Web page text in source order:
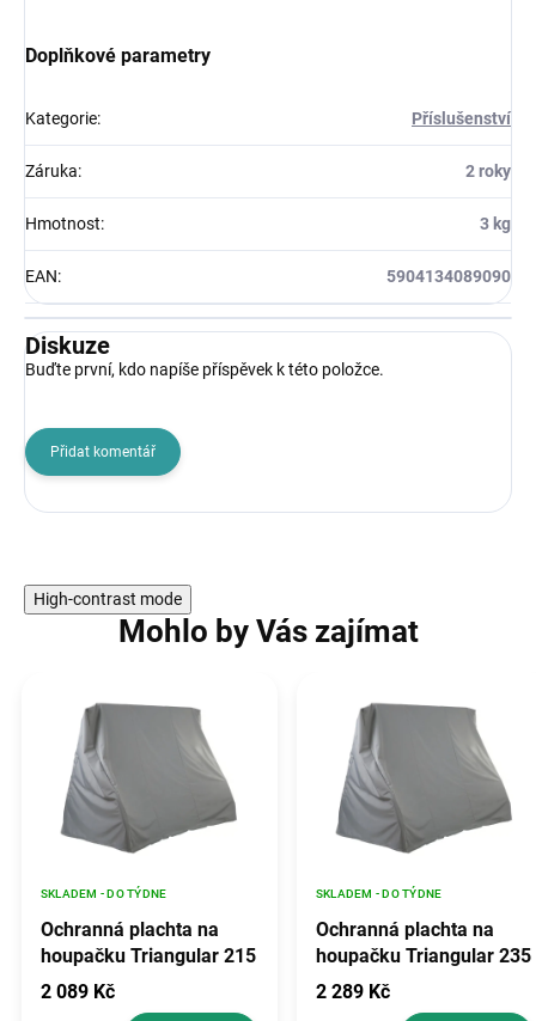
Doplňkové parametry
Kategorie: Příslušenství
Záruka: 2 roky
Hmotnost: 3 kg
EAN: 5904134089090
Diskuze
Buďte první, kdo napíše příspěvek k této položce.
Přidat komentář
High-contrast mode
Mohlo by Vás zajímat
Ochranná plachta na
houpačku Triangular 215
x 143 x 174 cm D031-
06CW PATIO (Milano,
SKLADEM - DO TÝDNE
2 089 Kč
Ochranná plachta na
houpačku Triangular 235
x 154 x 193 cm D031-
06CW PATIO (Rimini,
SKLADEM - DO TÝDNE
2 289 Kč